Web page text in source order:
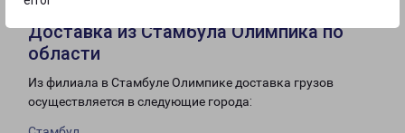
Доставка из Стамбула Олимпика по
области
Из филиала в Стамбуле Олимпике доставка грузов
осуществляется в следующие города: